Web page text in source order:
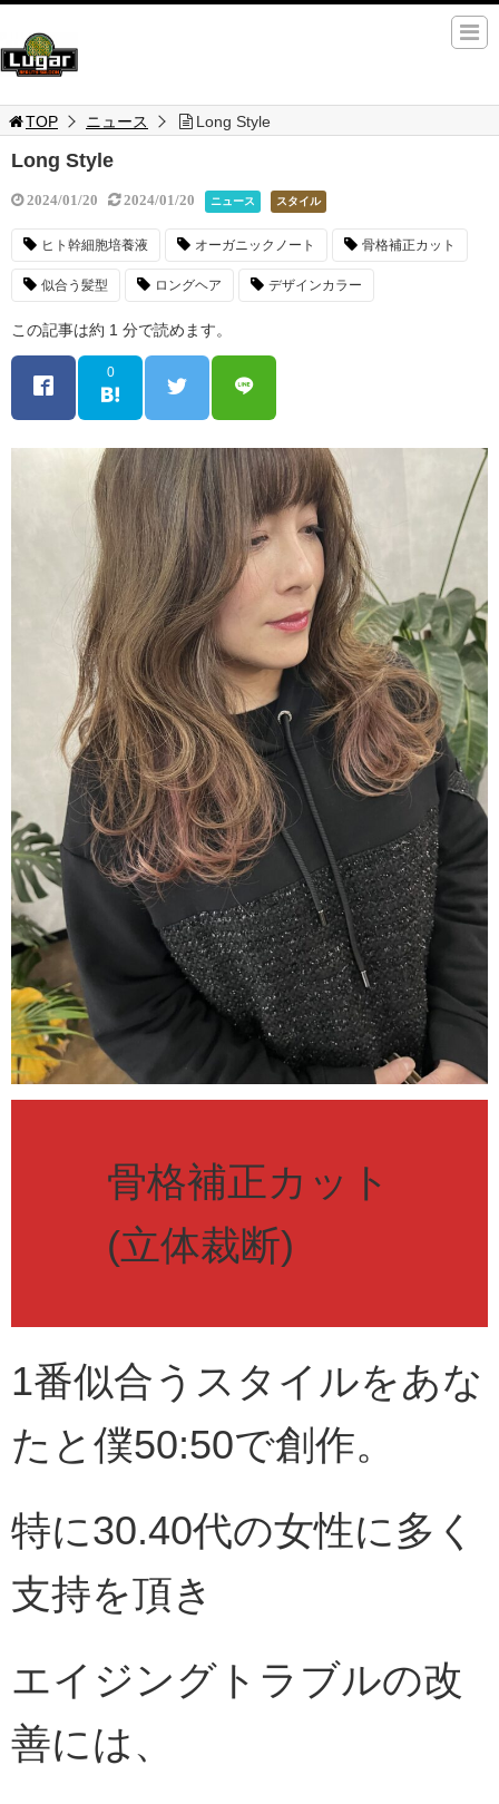
TOP ニュース Long Style
Long Style
2024/01/20 2024/01/20 ニュース スタイル
ヒト幹細胞培養液 オーガニックノート 骨格補正カット
似合う髪型 ロングヘア デザインカラー
この記事は約 1 分で読めます。
0
骨格補正カット
(立体裁断)
1番似合うスタイルをあな
たと僕50:50で創作。
特に30.40代の女性に多く
支持を頂き
エイジングトラブルの改
善には、